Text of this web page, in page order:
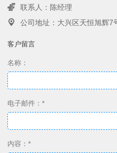
联系人：陈经理
公司地址：大兴区天恒旭辉7
客户留言
名称：
电子邮件：*
内容：*